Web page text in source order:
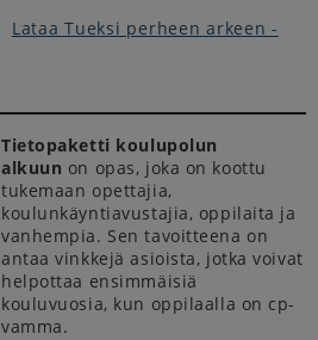
Lataa Tueksi perheen arkeen -
Tietopaketti koulupolun
alkuun on opas, joka on koottu
tukemaan opettajia,
koulunkäyntiavustajia, oppilaita ja
vanhempia. Sen tavoitteena on
antaa vinkkejä asioista, jotka voivat
helpottaa ensimmäisiä
kouluvuosia, kun oppilaalla on cp-
vamma.